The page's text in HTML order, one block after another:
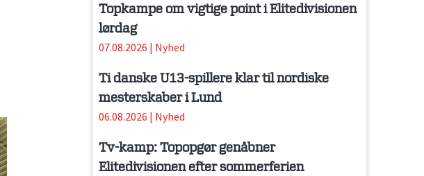
Topkampe om vigtige point i Elitedivisionen
lørdag
07.08.2026 | Nyhed
Ti danske U13-spillere klar til nordiske
mesterskaber i Lund
06.08.2026 | Nyhed
Tv-kamp: Topopgør genåbner
Elitedivisionen efter sommerferien